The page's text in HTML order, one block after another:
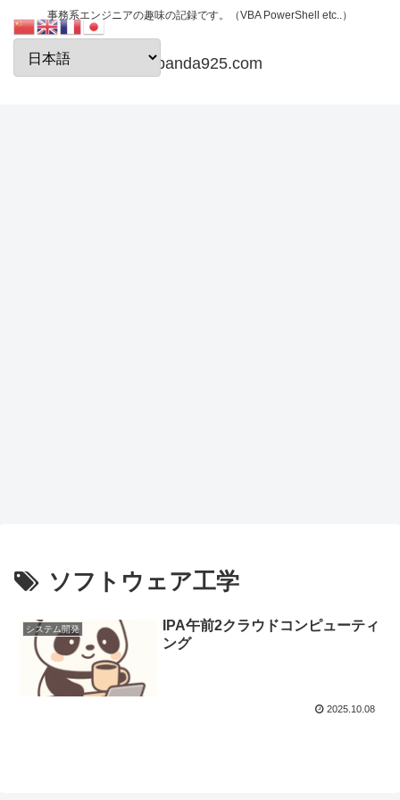
事務系エンジニアの趣味の記録です。（VBA PowerShell etc..）
papanda925.com
ソフトウェア工学
システム開発
IPA午前2クラウドコンピューティ
ング
2025.10.08